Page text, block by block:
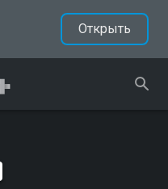
Открыть